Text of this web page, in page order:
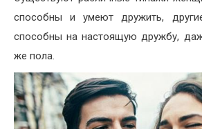
способны и умеют дружить,
способны на настоящую дружбу,
же пола.